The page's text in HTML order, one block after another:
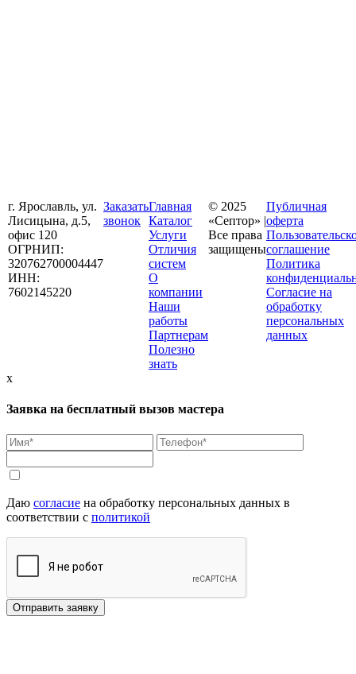
г. Ярославль, ул.
Лисицына, д.5,
офис 120
ОГРНИП:
320762700004447
ИНН:
7602145220
Заказать
звонок
Главная
Каталог
Услуги
Отличия
систем
О
компании
Наши
работы
Партнерам
Полезно
знать
© 2025
«Септор» |
Все права
защищены
Публичная
оферта
соглашение
Политика
Согласие на
обработку
персональных
данных
x
Заявка на бесплатный вызов мастера
Даю согласие на обработку персональных данных в
соответствии с политикой
Отправить заявку